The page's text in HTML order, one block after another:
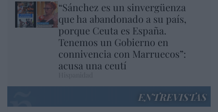
“Sánchez es un sinvergüenza
que ha abandonado a su país,
porque Ceuta es España.
Tenemos un Gobierno en
connivencia con Marruecos”:
acusa una ceutí
ENTREVISTAS